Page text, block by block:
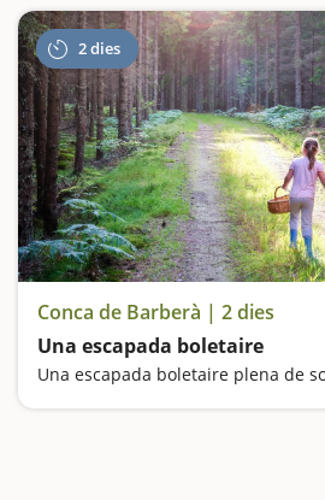
2 dies
Conca de Barberà | 2 dies
Una escapada boletaire
Una escapada boletaire plena de